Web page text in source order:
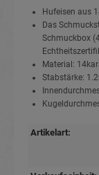
Hufeisen aus
Das
Schmuckbox
Material:
Stabstärke:
Artikelart: